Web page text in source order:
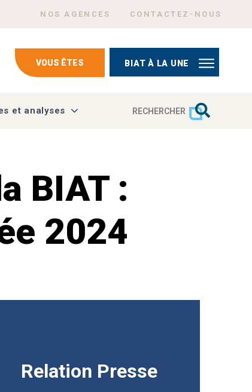
NOS AGENCES CONTACTEZ-NOUS
VOUS ÊTES BIAT À LA UNE
et analyses RECHERCHER
BIAT :
2024
Relation Presse